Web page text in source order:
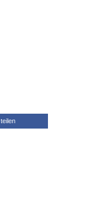
teilen